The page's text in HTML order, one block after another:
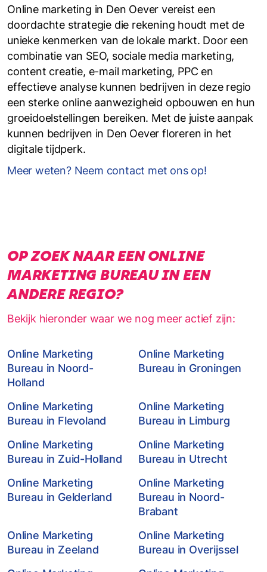
Online marketing in Den Oever vereist een
doordachte strategie die rekening houdt met de
unieke kenmerken van de lokale markt. Door een
combinatie van SEO, sociale media marketing,
content creatie, e-mail marketing, PPC en
effectieve analyse kunnen bedrijven in deze regio
een sterke online aanwezigheid opbouwen en hun
groeidoelstellingen bereiken. Met de juiste aanpak
kunnen bedrijven in Den Oever floreren in het
digitale tijdperk.
Meer weten? Neem contact met ons op!
OP ZOEK NAAR EEN ONLINE
MARKETING BUREAU IN EEN
ANDERE REGIO?
Bekijk hieronder waar we nog meer actief zijn:
Online Marketing
Bureau in Noord-
Holland
Online Marketing
Bureau in Groningen
Online Marketing
Bureau in Flevoland
Online Marketing
Bureau in Limburg
Online Marketing
Bureau in Zuid-Holland
Online Marketing
Bureau in Utrecht
Online Marketing
Bureau in Gelderland
Online Marketing
Bureau in Noord-
Brabant
Online Marketing
Bureau in Zeeland
Online Marketing
Bureau in Overijssel